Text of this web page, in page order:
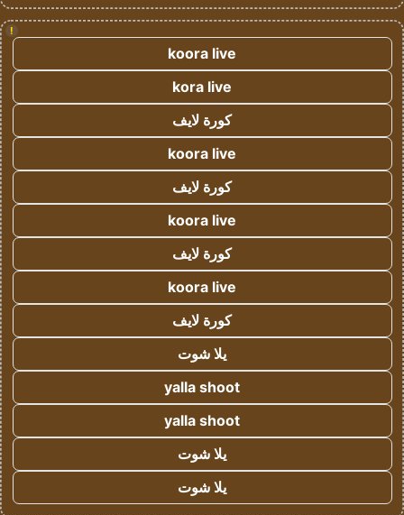
!
koora live
kora live
كورة لايف
koora live
كورة لايف
koora live
كورة لايف
koora live
كورة لايف
يلا شوت
yalla shoot
yalla shoot
يلا شوت
يلا شوت